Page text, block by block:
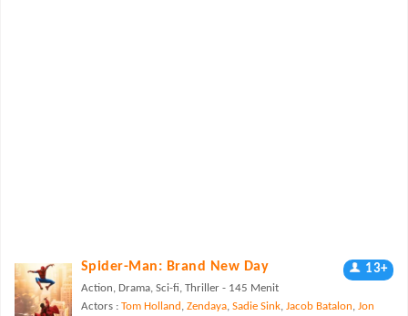
Spider-Man: Brand New Day 13+
Action, Drama, Sci-fi, Thriller - 145 Menit
Actors : Tom Holland , Zendaya, Sadie Sink, Jacob Batalon, Jon